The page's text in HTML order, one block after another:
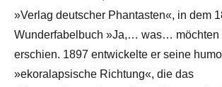
»Verlag deutscher Phantasten«, in dem
Wunderfabelbuch »Ja,… was… möchten
erschien. 1897 entwickelte er seine
»ekoralapsische Richtung«, die das